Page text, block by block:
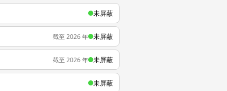
未屏蔽
截至 2026 年 未屏蔽
截至 2026 年 未屏蔽
未屏蔽